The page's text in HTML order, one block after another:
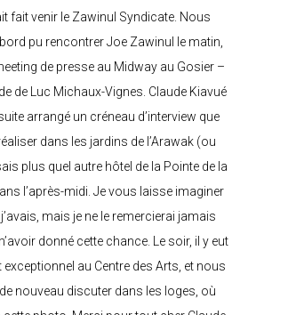
fait venir le Zawinul Syndicate. Nous
pu rencontrer Joe Zawinul le matin,
de presse au Midway au Gosier –
de Luc Michaux-Vignes. Claude Kiavué
arrangé un créneau d’interview que
dans les jardins de l’Arawak (ou
plus quel autre hôtel de la Pointe de la
l’après-midi. Je vous laisse imaginer
mais je ne le remercierai jamais
donné cette chance. Le soir, il y eut
au Centre des Arts, et nous
nouveau discuter dans les loges, où